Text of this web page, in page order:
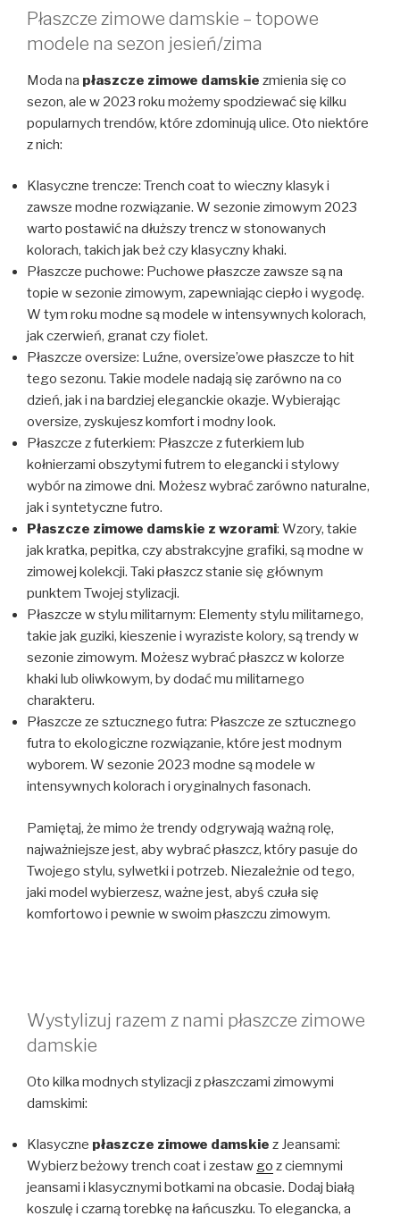
Płaszcze zimowe damskie – topowe
modele na sezon jesień/zima
Moda na płaszcze zimowe damskie zmienia się co
sezon, ale w 2023 roku możemy spodziewać się kilku
popularnych trendów, które zdominują ulice. Oto niektóre
z nich:
Klasyczne trencze: Trench coat to wieczny klasyk i
zawsze modne rozwiązanie. W sezonie zimowym 2023
warto postawić na dłuższy trencz w stonowanych
kolorach, takich jak beż czy klasyczny khaki.
Płaszcze puchowe: Puchowe płaszcze zawsze są na
topie w sezonie zimowym, zapewniając ciepło i wygodę.
W tym roku modne są modele w intensywnych kolorach,
jak czerwień, granat czy fiolet.
Płaszcze oversize: Luźne, oversize’owe płaszcze to hit
tego sezonu. Takie modele nadają się zarówno na co
dzień, jak i na bardziej eleganckie okazje. Wybierając
oversize, zyskujesz komfort i modny look.
Płaszcze z futerkiem: Płaszcze z futerkiem lub
kołnierzami obszytymi futrem to elegancki i stylowy
wybór na zimowe dni. Możesz wybrać zarówno naturalne,
jak i syntetyczne futro.
Płaszcze zimowe damskie z wzorami: Wzory, takie
jak kratka, pepitka, czy abstrakcyjne grafiki, są modne w
zimowej kolekcji. Taki płaszcz stanie się głównym
punktem Twojej stylizacji.
Płaszcze w stylu militarnym: Elementy stylu militarnego,
takie jak guziki, kieszenie i wyraziste kolory, są trendy w
sezonie zimowym. Możesz wybrać płaszcz w kolorze
khaki lub oliwkowym, by dodać mu militarnego
charakteru.
Płaszcze ze sztucznego futra: Płaszcze ze sztucznego
futra to ekologiczne rozwiązanie, które jest modnym
wyborem. W sezonie 2023 modne są modele w
intensywnych kolorach i oryginalnych fasonach.
Pamiętaj, że mimo że trendy odgrywają ważną rolę,
najważniejsze jest, aby wybrać płaszcz, który pasuje do
Twojego stylu, sylwetki i potrzeb. Niezależnie od tego,
jaki model wybierzesz, ważne jest, abyś czuła się
komfortowo i pewnie w swoim płaszczu zimowym.
Wystylizuj razem z nami płaszcze zimowe
damskie
Oto kilka modnych stylizacji z płaszczami zimowymi
damskimi:
Klasyczne płaszcze zimowe damskie z Jeansami:
Wybierz beżowy trench coat i zestaw go z ciemnymi
jeansami i klasycznymi botkami na obcasie. Dodaj białą
koszulę i czarną torebkę na łańcuszku. To elegancka, a